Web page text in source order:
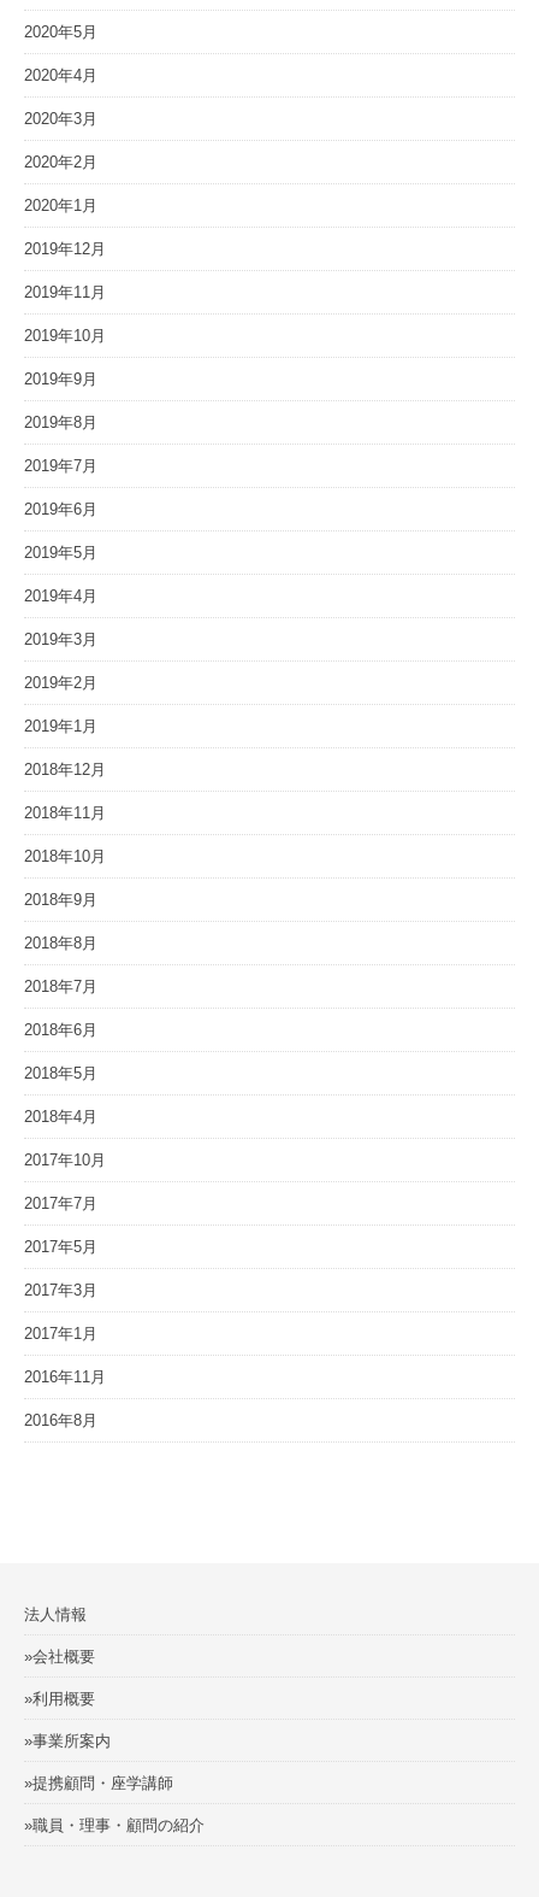
2020年5月
2020年4月
2020年3月
2020年2月
2020年1月
2019年12月
2019年11月
2019年10月
2019年9月
2019年8月
2019年7月
2019年6月
2019年5月
2019年4月
2019年3月
2019年2月
2019年1月
2018年12月
2018年11月
2018年10月
2018年9月
2018年8月
2018年7月
2018年6月
2018年5月
2018年4月
2017年10月
2017年7月
2017年5月
2017年3月
2017年1月
2016年11月
2016年8月
法人情報
»会社概要
»利用概要
»事業所案内
»提携顧問・座学講師
»職員・理事・顧問の紹介